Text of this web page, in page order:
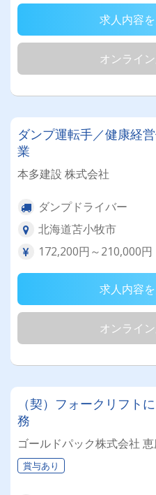
求人内容
オンライ
ダンプ運転手／健康経
業
本多建設 株式会社
ダンプドライバー
北海道苫小牧市
172,200円～210,000円
求人内容
オンライ
（契）フォークリフト
務
ゴールドパック株式会社
賞与あり